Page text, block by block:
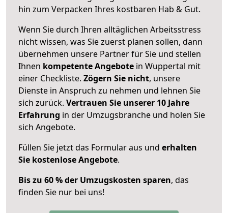
hin zum Verpacken Ihres kostbaren Hab & Gut.
Wenn Sie durch Ihren alltäglichen Arbeitsstress
nicht wissen, was Sie zuerst planen sollen, dann
übernehmen unsere Partner für Sie und stellen
Ihnen kompetente Angebote in Wuppertal mit
einer Checkliste. Zögern Sie nicht, unsere
Dienste in Anspruch zu nehmen und lehnen Sie
sich zurück. Vertrauen Sie unserer 10 Jahre
Erfahrung in der Umzugsbranche und holen Sie
sich Angebote.
Füllen Sie jetzt das Formular aus und erhalten
Sie kostenlose Angebote.
Bis zu 60 % der Umzugskosten sparen, das
finden Sie nur bei uns!